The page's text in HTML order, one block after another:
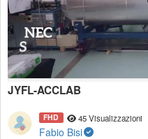
JYFL-ACCLAB
FHD 45 Visualizzazioni
Fabio Bisi